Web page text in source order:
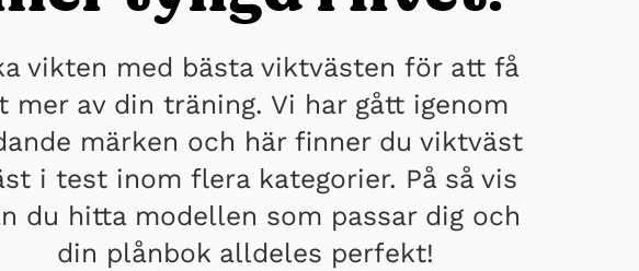
vikten med bästa viktvästen för att få
mer av din träning. Vi har gått igenom
märken och här finner du viktväst
i test inom flera kategorier. På så vis
du hitta modellen som passar dig och
din plånbok alldeles perfekt!